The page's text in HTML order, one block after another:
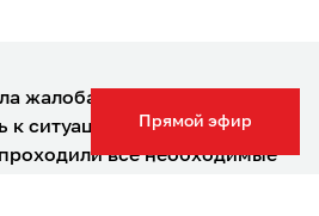
Прямой эфир
жалоба на качество наших
к ситуации максимально
все необходимые